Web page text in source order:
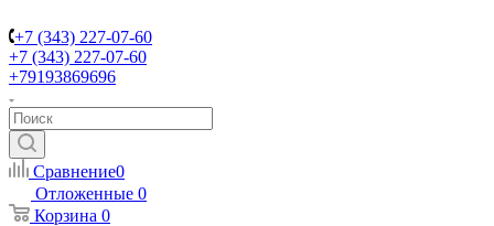
+7 (343) 227-07-60
+7 (343) 227-07-60
+79193869696
Сравнение0
Отложенные 0
Корзина 0